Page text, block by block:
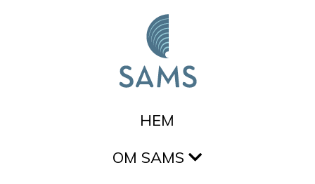
HEM
OM SAMS